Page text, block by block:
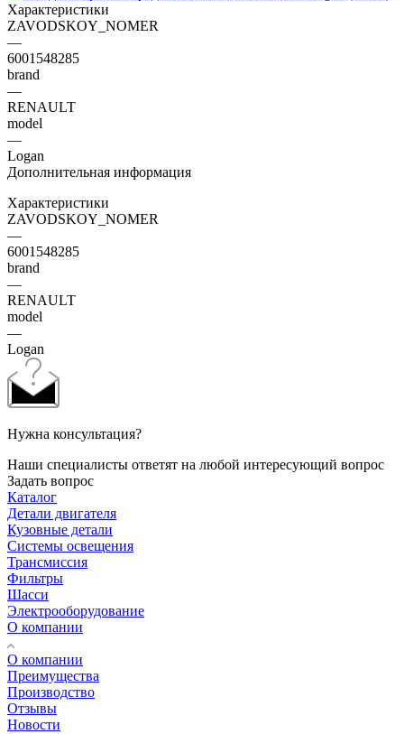
Характеристики
ZAVODSKOY_NOMER
—
6001548285
brand
—
RENAULT
model
—
Logan
Дополнительная информация
Характеристики
ZAVODSKOY_NOMER
—
6001548285
brand
—
RENAULT
model
—
Logan
Нужна консультация?
Наши специалисты ответят на любой интересующий вопрос
Задать вопрос
Каталог
Детали двигателя
Кузовные детали
Системы освещения
Трансмиссия
Фильтры
Шасси
Электрооборудование
О компании
О компании
Преимущества
Производство
Отзывы
Новости